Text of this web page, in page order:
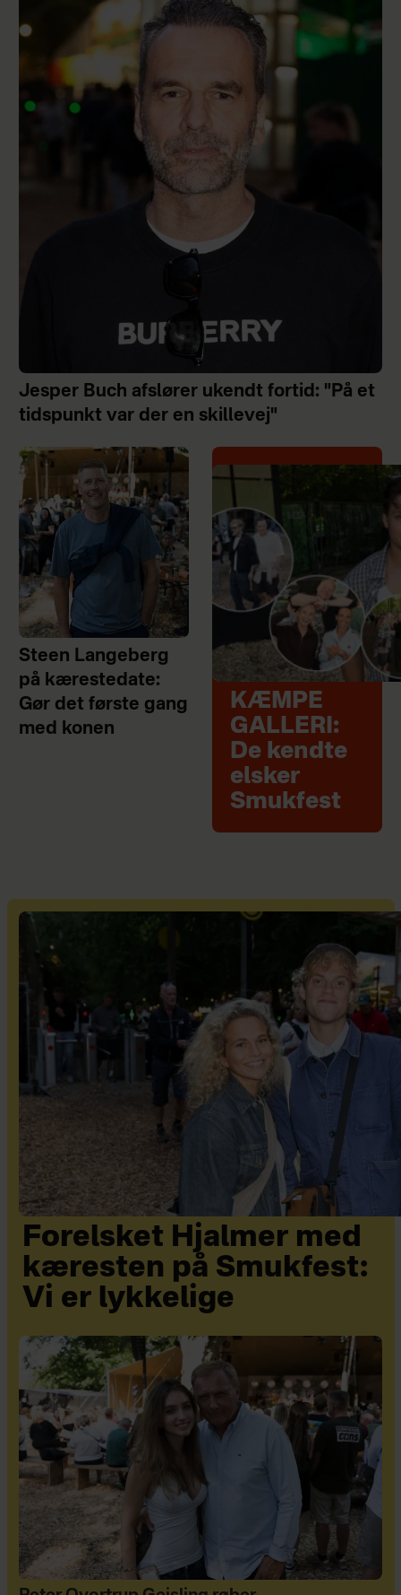
Jesper Buch afslører ukendt fortid: "På et
tidspunkt var der en skillevej"
Steen Langeberg
på kærestedate:
Gør det første gang
med konen
KÆMPE
GALLERI:
De kendte
elsker
Smukfest
Forelsket Hjalmer med
kæresten på Smukfest:
Vi er lykkelige